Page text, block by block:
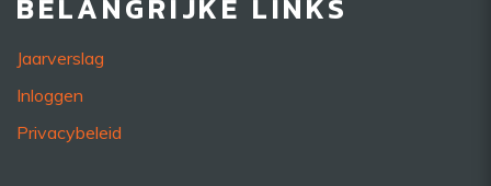
BELANGRIJKE LINKS
Jaarverslag
Inloggen
Privacybeleid